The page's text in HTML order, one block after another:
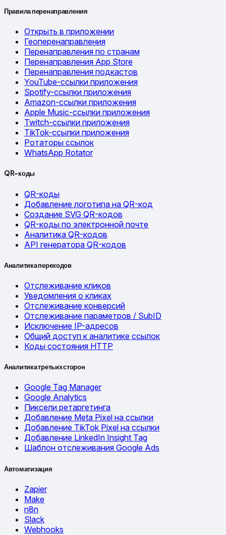
Правила перенаправления
Открыть в приложении
Геоперенаправления
Перенаправления по странам
Перенаправления App Store
Перенаправления подкастов
YouTube-ссылки приложения
Spotify-ссылки приложения
Amazon-ссылки приложения
Apple Music-ссылки приложения
Twitch-ссылки приложения
TikTok-ссылки приложения
Ротаторы ссылок
WhatsApp Rotator
QR-коды
QR-коды
Добавление логотипа на QR-код
Создание SVG QR-кодов
QR-коды по электронной почте
Аналитика QR-кодов
API генератора QR-кодов
Аналитика переходов
Отслеживание кликов
Уведомления о кликах
Отслеживание конверсий
Отслеживание параметров / SubID
Исключение IP-адресов
Общий доступ к аналитике ссылок
Коды состояния HTTP
Аналитика третьих сторон
Google Tag Manager
Google Analytics
Пиксели ретаргетинга
Добавление Meta Pixel на ссылки
Добавление TikTok Pixel на ссылки
Добавление LinkedIn Insight Tag
Шаблон отслеживания Google Ads
Автоматизация
Zapier
Make
n8n
Slack
Webhooks